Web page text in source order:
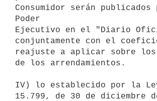
Consumidor serán
Poder
Ejecutivo en el "Diario
conjuntamente con el
reajuste a aplicar sobre
de los arrendamientos.
IV) lo establecido por la
15.799, de 30 de diciembre